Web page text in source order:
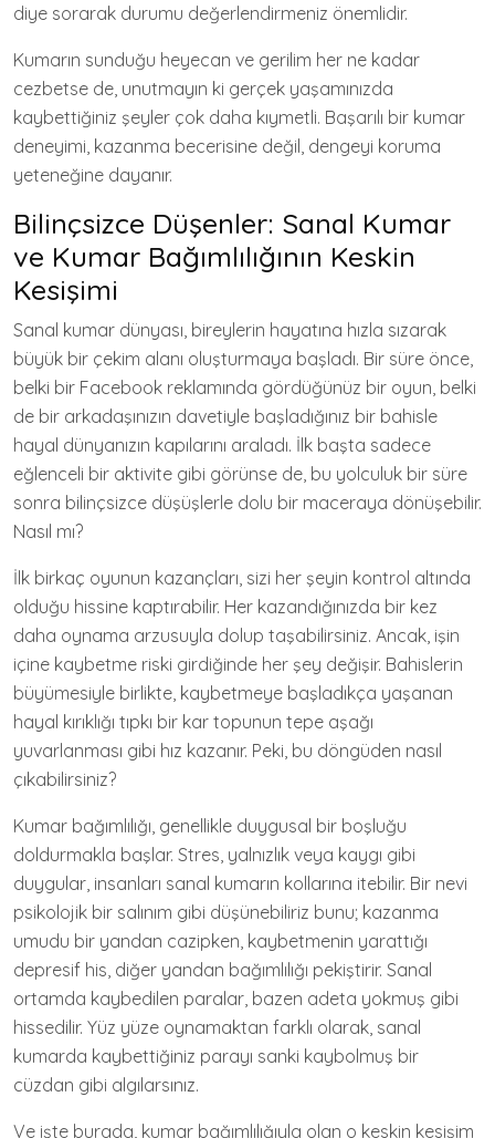
diye sorarak durumu değerlendirmeniz önemlidir.
Kumarın sunduğu heyecan ve gerilim her ne kadar
cezbetse de, unutmayın ki gerçek yaşamınızda
kaybettiğiniz şeyler çok daha kıymetli. Başarılı bir kumar
deneyimi, kazanma becerisine değil, dengeyi koruma
yeteneğine dayanır.
Bilinçsizce Düşenler: Sanal Kumar
ve Kumar Bağımlılığının Keskin
Kesişimi
Sanal kumar dünyası, bireylerin hayatına hızla sızarak
büyük bir çekim alanı oluşturmaya başladı. Bir süre önce,
belki bir Facebook reklamında gördüğünüz bir oyun, belki
de bir arkadaşınızın davetiyle başladığınız bir bahisle
hayal dünyanızın kapılarını araladı. İlk başta sadece
eğlenceli bir aktivite gibi görünse de, bu yolculuk bir süre
sonra bilinçsizce düşüşlerle dolu bir maceraya dönüşebilir.
Nasıl mı?
İlk birkaç oyunun kazançları, sizi her şeyin kontrol altında
olduğu hissine kaptırabilir. Her kazandığınızda bir kez
daha oynama arzusuyla dolup taşabilirsiniz. Ancak, işin
içine kaybetme riski girdiğinde her şey değişir. Bahislerin
büyümesiyle birlikte, kaybetmeye başladıkça yaşanan
hayal kırıklığı tıpkı bir kar topunun tepe aşağı
yuvarlanması gibi hız kazanır. Peki, bu döngüden nasıl
çıkabilirsiniz?
Kumar bağımlılığı, genellikle duygusal bir boşluğu
doldurmakla başlar. Stres, yalnızlık veya kaygı gibi
duygular, insanları sanal kumarın kollarına itebilir. Bir nevi
psikolojik bir salınım gibi düşünebiliriz bunu; kazanma
umudu bir yandan cazipken, kaybetmenin yarattığı
depresif his, diğer yandan bağımlılığı pekiştirir. Sanal
ortamda kaybedilen paralar, bazen adeta yokmuş gibi
hissedilir. Yüz yüze oynamaktan farklı olarak, sanal
kumarda kaybettiğiniz parayı sanki kaybolmuş bir
cüzdan gibi algılarsınız.
Ve işte burada, kumar bağımlılığıyla olan o keskin kesişim